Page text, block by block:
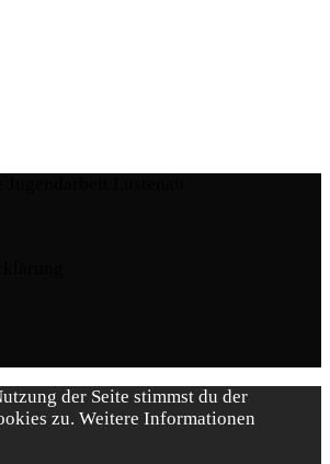
der Seite stimmst du der
zu. Weitere Informationen